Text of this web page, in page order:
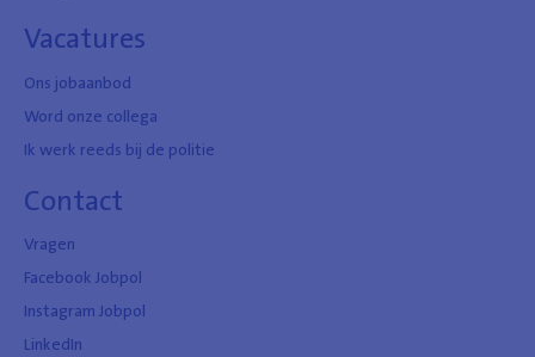
Vacatures
Ons jobaanbod
Word onze collega
Ik werk reeds bij de politie
Contact
Vragen
Facebook Jobpol
Instagram Jobpol
LinkedIn